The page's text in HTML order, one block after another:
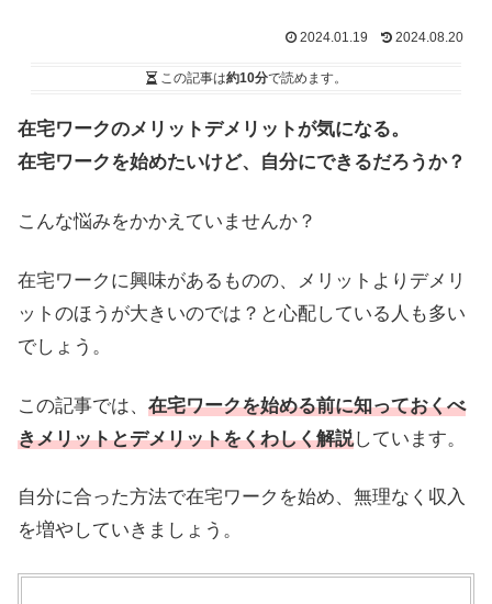
2024.01.19 2024.08.20
この記事は約10分で読めます。
在宅ワークのメリットデメリットが気になる。
在宅ワークを始めたいけど、自分にできるだろうか？
こんな悩みをかかえていませんか？
在宅ワークに興味があるものの、メリットよりデメリ
ットのほうが大きいのでは？と心配している人も多い
でしょう。
この記事では、 在宅ワークを始める前に知っておくべ
きメリットとデメリットをくわしく解説しています。
自分に合った方法で在宅ワークを始め、無理なく収入
を増やしていきましょう。